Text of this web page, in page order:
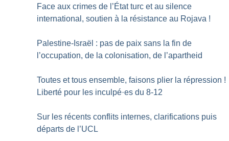
Face aux crimes de l’État turc et au silence
international, soutien à la résistance au Rojava !
Palestine-Israël : pas de paix sans la fin de
l’occupation, de la colonisation, de l’apartheid
Toutes et tous ensemble, faisons plier la répression !
Liberté pour les inculpé·es du 8-12
Sur les récents conflits internes, clarifications puis
départs de l’UCL